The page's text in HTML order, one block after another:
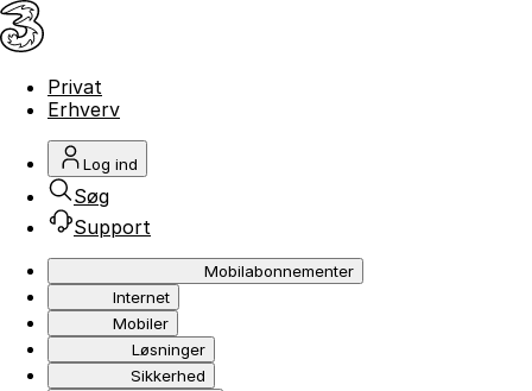
Privat
Erhverv
Log ind
Søg
Support
Mobilabonnementer
Internet
Mobiler
Løsninger
Sikkerhed